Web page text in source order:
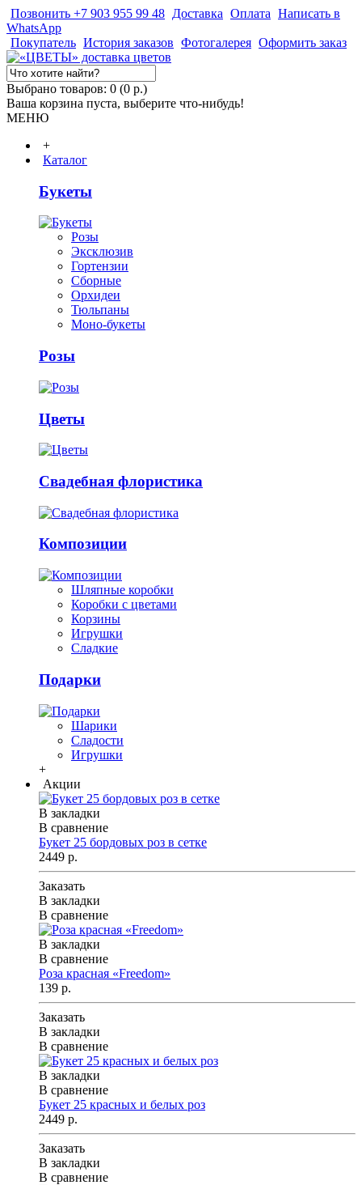
Позвонить +7 903 955 99 48 Доставка Оплата Написать в
WhatsApp
Покупатель История заказов Фотогалерея Оформить заказ
Выбрано товаров: 0 (0 р.)
Ваша корзина пуста, выберите что-нибудь!
МЕНЮ
+
Каталог
Букеты
Розы
Эксклюзив
Гортензии
Сборные
Орхидеи
Тюльпаны
Моно-букеты
Розы
Цветы
Свадебная флористика
Композиции
Шляпные коробки
Коробки с цветами
Корзины
Игрушки
Сладкие
Подарки
Шарики
Сладости
Игрушки
+
Акции
В закладки
В сравнение
Букет 25 бордовых роз в сетке
2449 р.
Заказать
В закладки
В сравнение
В закладки
В сравнение
Роза красная «Freedom»
139 р.
Заказать
В закладки
В сравнение
В закладки
В сравнение
Букет 25 красных и белых роз
2449 р.
Заказать
В закладки
В сравнение